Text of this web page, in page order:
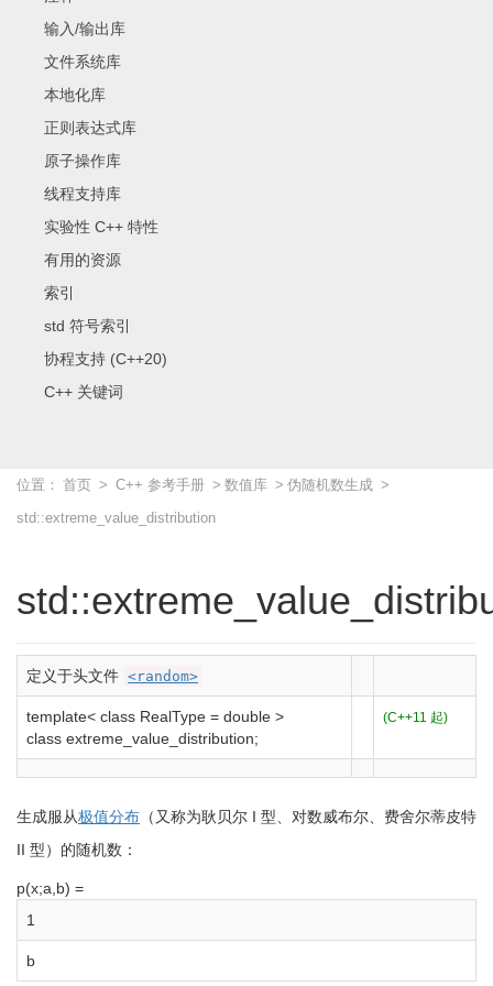
输入/输出库
文件系统库
本地化库
正则表达式库
原子操作库
线程支持库
实验性 C++ 特性
有用的资源
索引
std 符号索引
协程支持 (C++20)
C++ 关键词
位置： 首页 > C++ 参考手册 > 数值库 > 伪随机数生成 >
std::extreme_value_distribution
定义于头文件 <random>
template< class RealType = double >
class extreme_value_distribution;
(C++11 起)
生成服从极值分布 （又称为耿贝尔 I 型、对数威布尔、费舍尔蒂皮特
II 型）的随机数：
p(x;a,b) =
1
b